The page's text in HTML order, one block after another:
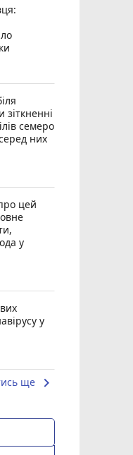
семеро
них
цей
у
у
ще keyboard_arrow_right